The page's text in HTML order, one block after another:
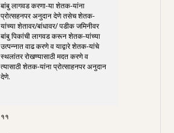
बांबु लागवड करणा-या शेतक-यांना
प्रोत्सहनपर अनुदान देणे तसेच शेतक-
यांच्या शेतावर/बांधावर/ पडीक जमिनीवर
बांबु पिकांची लागवड करून शेतक-यांच्या
उत्पन्नात वाढ करणे व याद्वारे शेतक-यांचे
स्थलांतर रोखण्यासाठी मदत करणे व
त्यासाठी शेतक-यांना प्रोत्साहनपर अनुदान
देणे.
११